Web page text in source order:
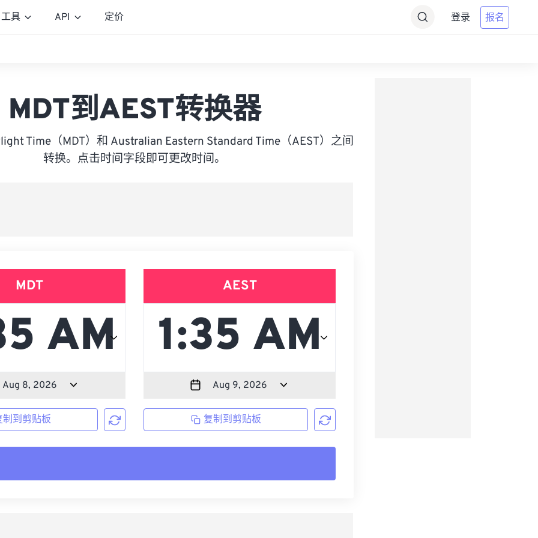
工具 API 定价 登录 报名
MDT到AEST转换器
Time（MDT）和 Australian Eastern Standard Time（AEST）之间
转换。点击时间字段即可更改时间。
MDT
制到剪贴板
AEST
复制到剪贴板